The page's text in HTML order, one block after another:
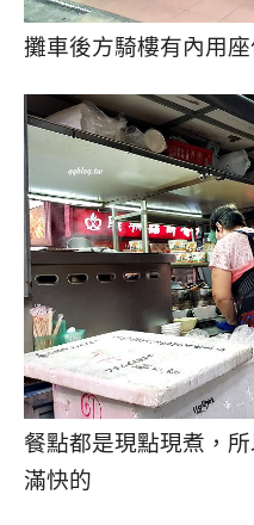
攤車後方騎樓有內用座
餐點都是現點現煮，
滿快的